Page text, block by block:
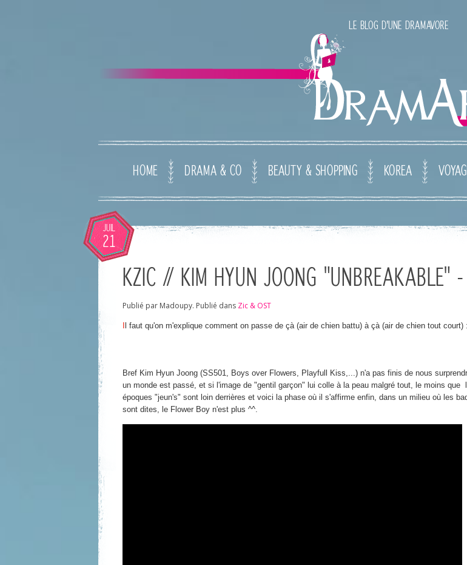
LE BLOG D'UNE DRAMAVORE
HOME DRAMA & CO BEAUTY & SHOPPING KOREA
JUIL
21
KZIC // KIM HYUN JOONG "UNBREAKABLE"
Publié par Madoupy. Publié dans Zic & OST
l faut qu'on m'explique comment on passe de çà (air de chien battu) à çà (air de chien tout court) :
Bref Kim Hyun Joong (SS501, Boys over Flowers, Playfull Kiss,...) n'a pas finis de nous
un monde est passé, et si l'image de "gentil garçon" lui colle à la peau malgré tout, le moins
époques "jeun's" sont loin derrières et voici la phase où il s'affirme enfin, dans un milieu où les
sont dites, le Flower Boy n'est plus ^^.